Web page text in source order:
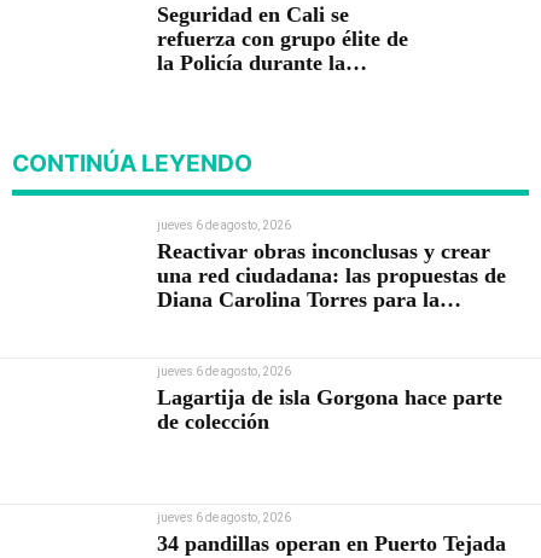
Seguridad en Cali se
refuerza con grupo élite de
la Policía durante la
CONTINÚA LEYENDO
jueves 6 de agosto, 2026
Reactivar obras inconclusas y crear
una red ciudadana: las propuestas de
Diana Carolina Torres para la
jueves 6 de agosto, 2026
Lagartija de isla Gorgona hace parte
de colección
jueves 6 de agosto, 2026
34 pandillas operan en Puerto Tejada